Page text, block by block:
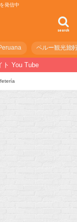
発信中
search
ペルー観光旅
ト You Tube